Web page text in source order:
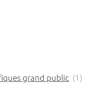
grand public (1)